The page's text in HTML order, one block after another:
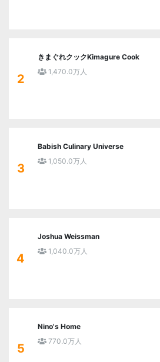
2
きまぐれクックKimagure Cook
1,470.0万人
3
Babish Culinary Universe
1,050.0万人
4
Joshua Weissman
1,040.0万人
5
Nino's Home
770.0万人